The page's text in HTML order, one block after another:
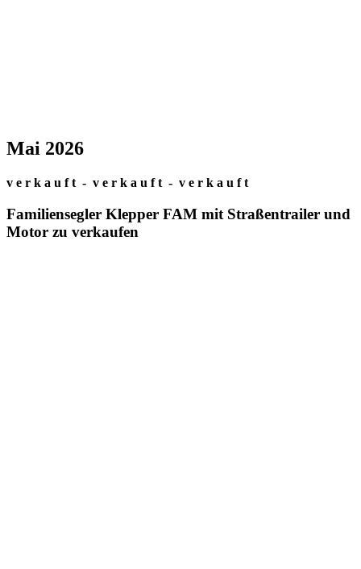
Mai 2026
v e r k a u f t - v e r k a u f t - v e r k a u f t
Familiensegler Klepper FAM mit Straßentrailer und
Motor zu verkaufen